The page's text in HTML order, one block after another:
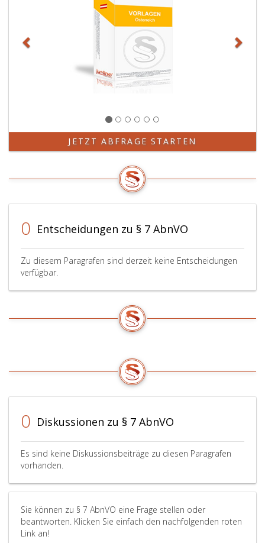
JETZT ABFRAGE STARTEN
0 Entscheidungen zu § 7 AbnVO
Zu diesem Paragrafen sind derzeit keine Entscheidungen
verfügbar.
0 Diskussionen zu § 7 AbnVO
Es sind keine Diskussionsbeiträge zu diesen Paragrafen
vorhanden.
Sie können zu § 7 AbnVO eine Frage stellen oder
beantworten. Klicken Sie einfach den nachfolgenden roten
Link an!